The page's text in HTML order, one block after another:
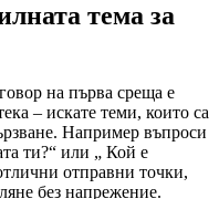
тема за
на първа среща е
– искате теми, които са
Например въпроси
ти?“ или „ Кой е
отправни точки,
без напрежение.